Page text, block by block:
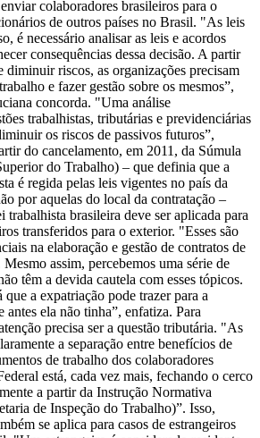
colaboradores brasileiros para o
de outros países no Brasil. "As leis
é necessário analisar as leis e acordos
consequências dessa decisão. A partir
riscos, as organizações precisam
e fazer gestão sobre os mesmos”,
concorda. "Uma análise
trabalhistas, tributárias e previdenciárias
os riscos de passivos futuros”,
do cancelamento, em 2011, da Súmula
do Trabalho) – que definia que a
é regida pelas leis vigentes no país da
por aquelas do local da contratação –
trabalhista brasileira deve ser aplicada para
transferidos para o exterior. "Esses são
na elaboração e gestão de contratos de
assim, percebemos uma série de
têm a devida cautela com esses tópicos.
que a expatriação pode trazer para a
antes ela não tinha”, enfatiza. Para
precisa ser a questão tributária. "As
a separação entre benefícios de
de trabalho dos colaboradores
está, cada vez mais, fechando o cerco
a partir da Instrução Normativa
de Inspeção do Trabalho)”. Isso,
se aplica para casos de estrangeiros